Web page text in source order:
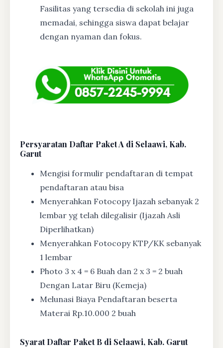
Fasilitas yang tersedia di sekolah ini juga
memadai, sehingga siswa dapat belajar
dengan nyaman dan fokus.
Persyaratan Daftar Paket A di Selaawi, Kab.
Garut
Mengisi formulir pendaftaran di tempat
pendaftaran atau bisa
Menyerahkan Fotocopy Ijazah sebanyak 2
lembar yg telah dilegalisir (Ijazah Asli
Diperlihatkan)
Menyerahkan Fotocopy KTP/KK sebanyak
1 lembar
Photo 3 x 4 = 6 Buah dan 2 x 3 = 2 buah
Dengan Latar Biru (Kemeja)
Melunasi Biaya Pendaftaran beserta
Materai Rp.10.000 2 buah
SyaratDaftar Paket B di Selaawi, Kab. Garut